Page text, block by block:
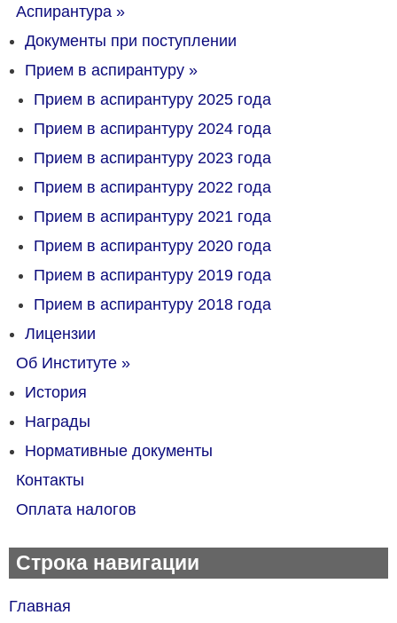
Аспирантура »
Документы при поступлении
Прием в аспирантуру »
Прием в аспирантуру 2025 года
Прием в аспирантуру 2024 года
Прием в аспирантуру 2023 года
Прием в аспирантуру 2022 года
Прием в аспирантуру 2021 года
Прием в аспирантуру 2020 года
Прием в аспирантуру 2019 года
Прием в аспирантуру 2018 года
Лицензии
Об Институте »
История
Награды
Нормативные документы
Контакты
Оплата налогов
Строка навигации
Главная